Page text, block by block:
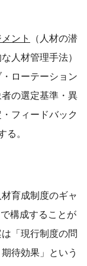
ント
（人材の潜
人材管理手法）
ローテーション
の選定基準・異
フィードバック
る。
育成制度のギャ
構成することが
「現行制度の問
待効果」という